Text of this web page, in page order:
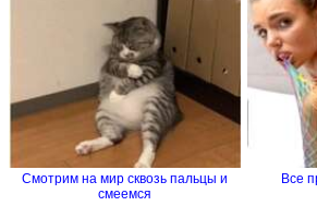
Смотрим на мир сквозь пальцы и
смеемся
Все